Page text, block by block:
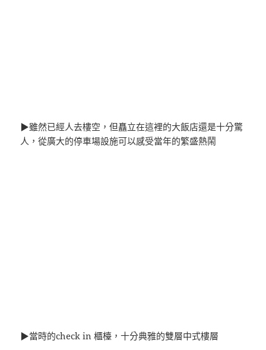
▶雖然已經人去樓空，但矗立在這裡的大飯店還是十分驚
人，從廣大的停車場設施可以感受當年的繁盛熱鬧
▶當時的check in 櫃檯，十分典雅的雙層中式樓層